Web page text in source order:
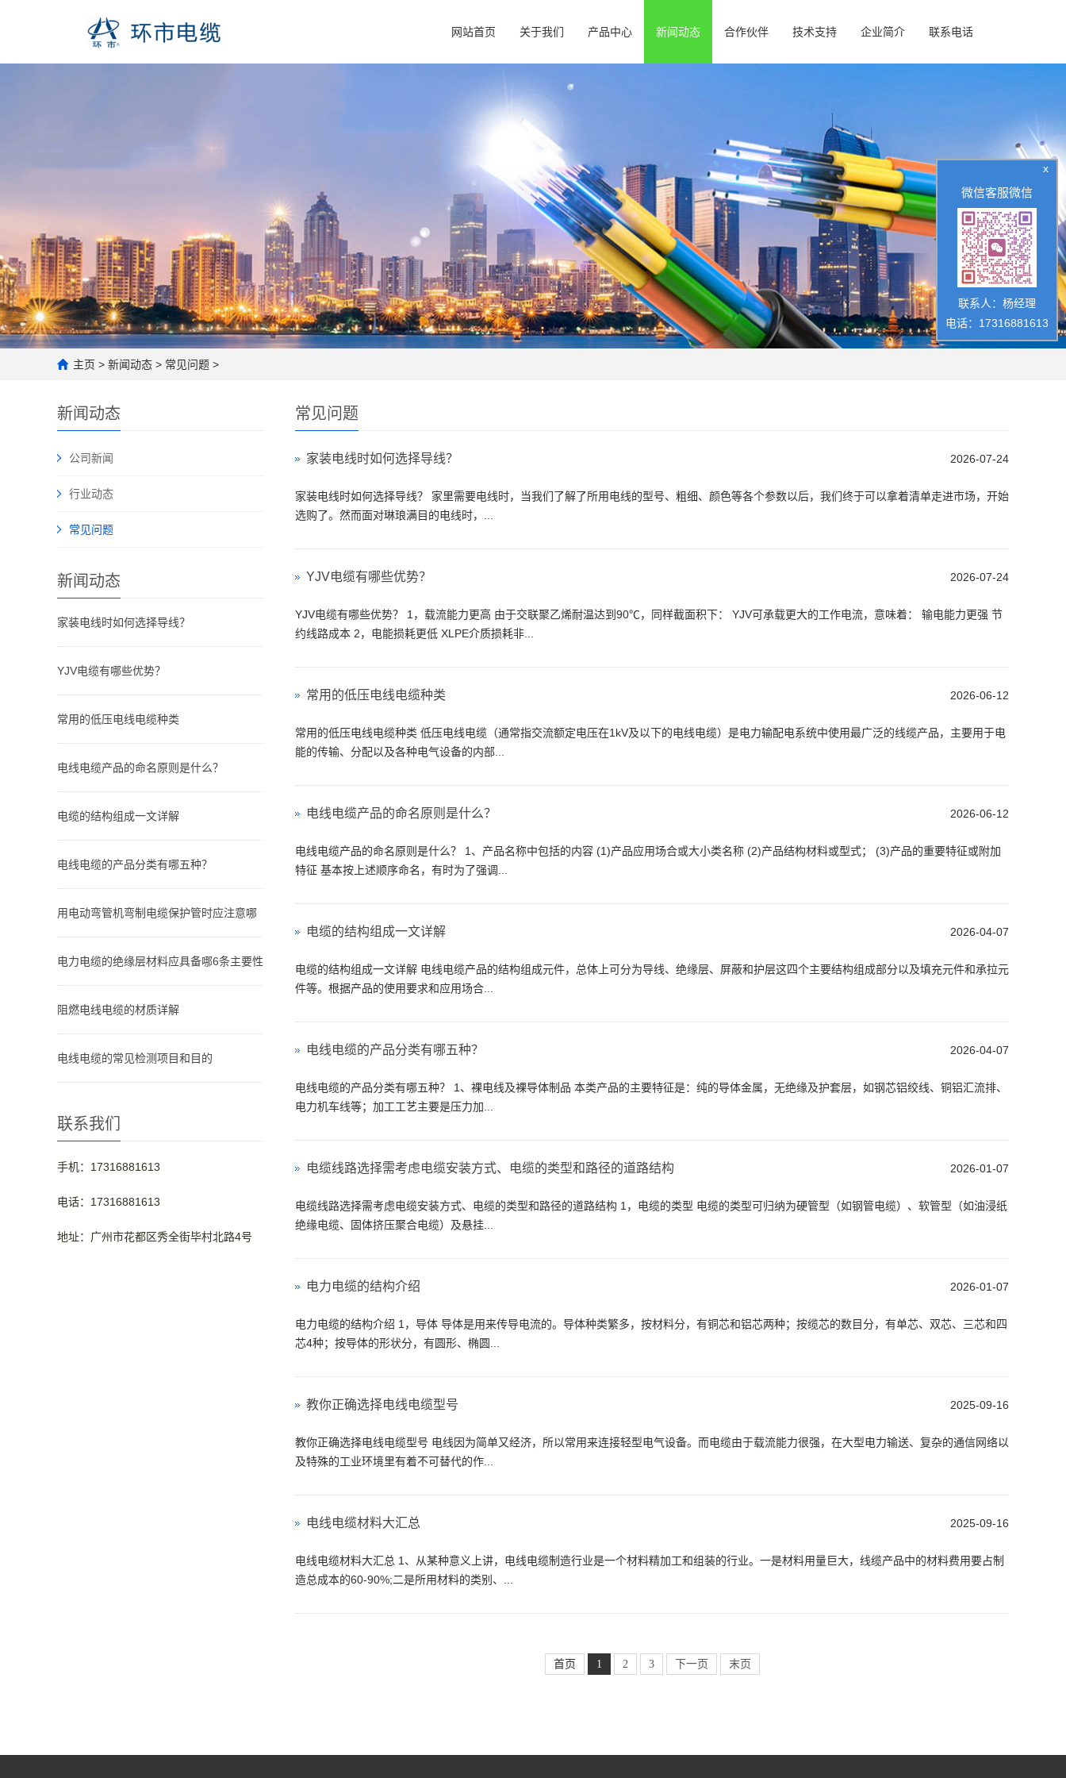
网站首页 关于我们 产品中心 新闻动态 合作伙伴 技术支持 企业简介 联系电话
主页 > 新闻动态 > 常见问题 >
新闻动态
公司新闻
行业动态
常见问题
新闻动态
家装电线时如何选择导线？
YJV电缆有哪些优势？
常用的低压电线电缆种类
电线电缆产品的命名原则是什么？
电缆的结构组成一文详解
电线电缆的产品分类有哪五种？
用电动弯管机弯制电缆保护管时应注意哪
电力电缆的绝缘层材料应具备哪6条主要性
阻燃电线电缆的材质详解
电线电缆的常见检测项目和目的
联系我们
手机：17316881613
电话：17316881613
地址：广州市花都区秀全街毕村北路4号
常见问题
2026-07-24
家装电线时如何选择导线？
家装电线时如何选择导线？ 家里需要电线时，当我们了解了所用电线的型号、粗细、颜色等各个参数以后，我们终于可以拿着清单走进市场，开始
选购了。然而面对琳琅满目的电线时，...
2026-07-24
YJV电缆有哪些优势？
YJV电缆有哪些优势？ 1，载流能力更高 由于交联聚乙烯耐温达到90℃，同样截面积下： YJV可承载更大的工作电流，意味着： 输电能力更强 节
约线路成本 2，电能损耗更低 XLPE介质损耗非...
2026-06-12
常用的低压电线电缆种类
常用的低压电线电缆种类 低压电线电缆（通常指交流额定电压在1kV及以下的电线电缆）是电力输配电系统中使用最广泛的线缆产品，主要用于电
能的传输、分配以及各种电气设备的内部...
2026-06-12
电线电缆产品的命名原则是什么？
电线电缆产品的命名原则是什么？ 1、产品名称中包括的内容 (1)产品应用场合或大小类名称 (2)产品结构材料或型式； (3)产品的重要特征或附加
特征 基本按上述顺序命名，有时为了强调...
2026-04-07
电缆的结构组成一文详解
电缆的结构组成一文详解 电线电缆产品的结构组成元件，总体上可分为导线、绝缘层、屏蔽和护层这四个主要结构组成部分以及填充元件和承拉元
件等。根据产品的使用要求和应用场合...
2026-04-07
电线电缆的产品分类有哪五种？
电线电缆的产品分类有哪五种？ 1、裸电线及裸导体制品 本类产品的主要特征是：纯的导体金属，无绝缘及护套层，如钢芯铝绞线、铜铝汇流排、
电力机车线等；加工工艺主要是压力加...
2026-01-07
电缆线路选择需考虑电缆安装方式、电缆的类型和路径的道路结构
电缆线路选择需考虑电缆安装方式、电缆的类型和路径的道路结构 1，电缆的类型 电缆的类型可归纳为硬管型（如钢管电缆）、软管型（如油浸纸
绝缘电缆、固体挤压聚合电缆）及悬挂...
2026-01-07
电力电缆的结构介绍
电力电缆的结构介绍 1，导体 导体是用来传导电流的。导体种类繁多，按材料分，有铜芯和铝芯两种；按缆芯的数目分，有单芯、双芯、三芯和四
芯4种；按导体的形状分，有圆形、椭圆...
2025-09-16
教你正确选择电线电缆型号
教你正确选择电线电缆型号 电线因为简单又经济，所以常用来连接轻型电气设备。而电缆由于载流能力很强，在大型电力输送、复杂的通信网络以
及特殊的工业环境里有着不可替代的作...
2025-09-16
电线电缆材料大汇总
电线电缆材料大汇总 1、从某种意义上讲，电线电缆制造行业是一个材料精加工和组装的行业。一是材料用量巨大，线缆产品中的材料费用要占制
造总成本的60-90%;二是所用材料的类别、...
首页 1 2 3 下一页 末页
x
微信客服微信
联系人：杨经理
电话：17316881613